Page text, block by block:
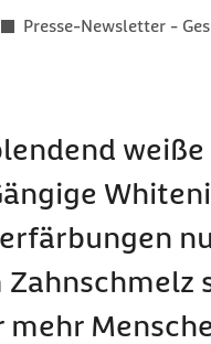
Presse-Newsletter -
weiße